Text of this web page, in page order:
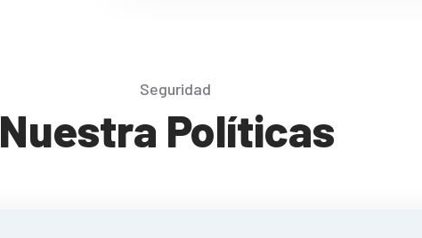
Seguridad
Nuestra Políticas